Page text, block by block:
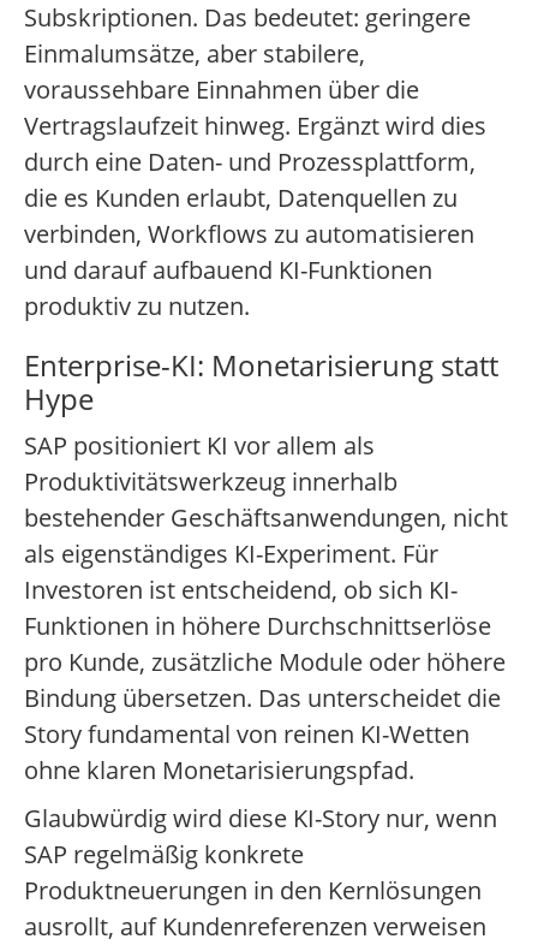
Subskriptionen. Das bedeutet: geringere
Einmalumsätze, aber stabilere,
voraussehbare Einnahmen über die
Vertragslaufzeit hinweg. Ergänzt wird dies
durch eine Daten- und Prozessplattform,
die es Kunden erlaubt, Datenquellen zu
verbinden, Workflows zu automatisieren
und darauf aufbauend KI-Funktionen
produktiv zu nutzen.
Enterprise-KI: Monetarisierung statt
Hype
SAP positioniert KI vor allem als
Produktivitätswerkzeug innerhalb
bestehender Geschäftsanwendungen, nicht
als eigenständiges KI-Experiment. Für
Investoren ist entscheidend, ob sich KI-
Funktionen in höhere Durchschnittserlöse
pro Kunde, zusätzliche Module oder höhere
Bindung übersetzen. Das unterscheidet die
Story fundamental von reinen KI-Wetten
ohne klaren Monetarisierungspfad.
Glaubwürdig wird diese KI-Story nur, wenn
SAP regelmäßig konkrete
Produktneuerungen in den Kernlösungen
ausrollt, auf Kundenreferenzen verweisen